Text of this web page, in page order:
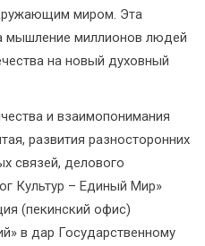
миром. Эта
мышление миллионов людей
на новый духовный
и взаимопонимания
развития разносторонних
связей, делового
Культур – Единый Мир»
(пекинский офис)
в дар Государственному